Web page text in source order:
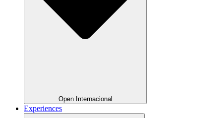
Open Internacional
Experiences